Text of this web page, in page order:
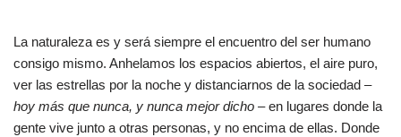
La naturaleza es y será siempre el encuentro del ser humano
consigo mismo. Anhelamos los espacios abiertos, el aire puro,
ver las estrellas por la noche y distanciarnos de la sociedad –
hoy más que nunca, y nunca mejor dicho –en lugares donde la
gente vive junto a otras personas, y no encima de ellas. Donde